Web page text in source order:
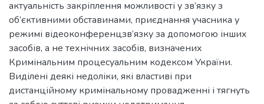
актуальність закріплення можливості у зв’язку з
об’єктивними обставинами, приєднання учасника у
режимі відеоконференцзв’язку за допомогою інших
засобів, а не технічних засобів, визначених
Кримінальним процесуальним кодексом України.
Виділені деякі недоліки, які властиві при
дистанційному кримінальному провадженні і тягнуть